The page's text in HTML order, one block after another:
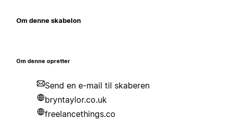
Om denne skabelon
Om denne opretter
Send en e-mail til skaberen
bryntaylor.co.uk
freelancethings.co